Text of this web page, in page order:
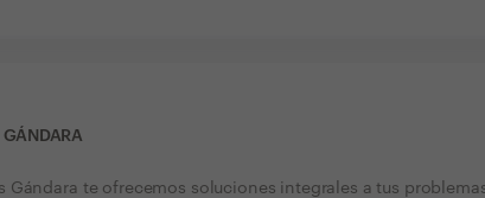
Gándara te ofrecemos soluciones integrales a tus